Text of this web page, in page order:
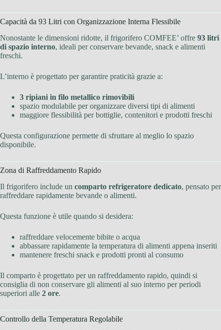
Capacità da 93 Litri con Organizzazione Interna Flessibile
Nonostante le dimensioni ridotte, il frigorifero COMFEE’ offre 93 litri
di spazio interno, ideali per conservare bevande, snack e alimenti
freschi.
L’interno è progettato per garantire praticità grazie a:
3 ripiani in filo metallico rimovibili
spazio modulabile per organizzare diversi tipi di alimenti
maggiore flessibilità per bottiglie, contenitori e prodotti freschi
Questa configurazione permette di sfruttare al meglio lo spazio
disponibile.
Zona di Raffreddamento Rapido
Il frigorifero include un comparto refrigeratore dedicato, pensato per
raffreddare rapidamente bevande o alimenti.
Questa funzione è utile quando si desidera:
raffreddare velocemente bibite o acqua
abbassare rapidamente la temperatura di alimenti appena inseriti
mantenere freschi snack e prodotti pronti al consumo
Il comparto è progettato per un raffreddamento rapido, quindi si
consiglia di non conservare gli alimenti al suo interno per periodi
superiori alle 2 ore.
Controllo della Temperatura Regolabile